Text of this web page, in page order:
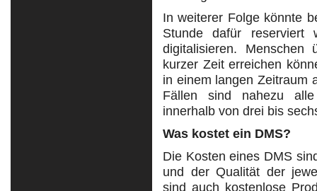
In weiterer Folge könnte
Stunde dafür reserviert
digitalisieren. Menschen
kurzer Zeit erreichen
in einem langen Zeitraum
Fällen sind nahezu
innerhalb von drei bis
Was kostet ein DMS?
Die Kosten eines DMS
und der Qualität der
sind auch kostenlose